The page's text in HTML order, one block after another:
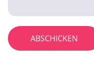
ABSCHICKEN